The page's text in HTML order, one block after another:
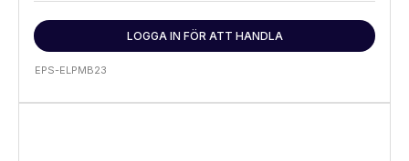
LOGGA IN FÖR ATT HANDLA
EPS-ELPMB23